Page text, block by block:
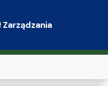
Zarządzania